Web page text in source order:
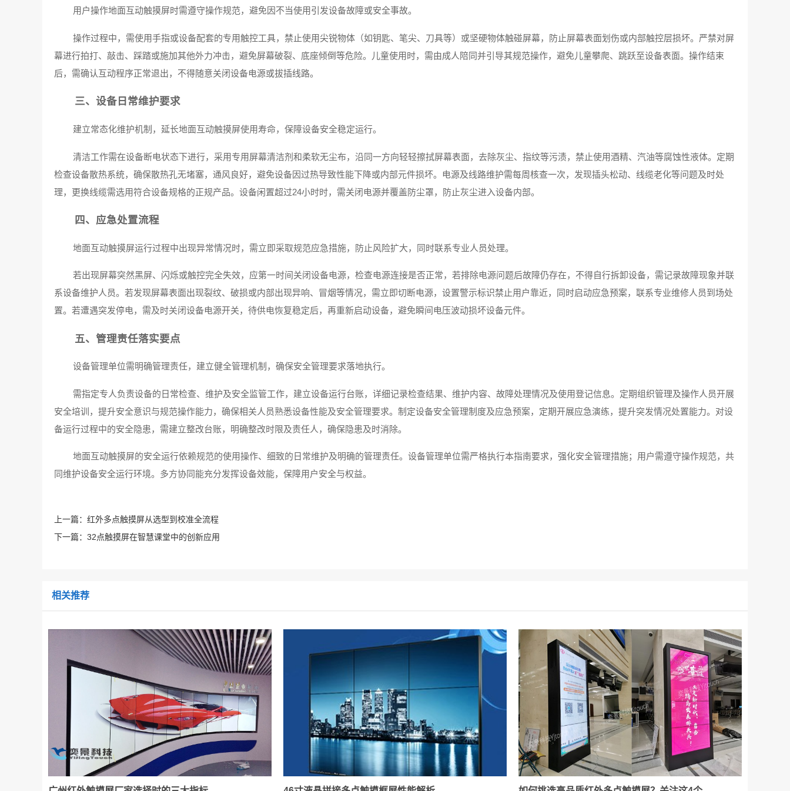
用户操作地面互动触摸屏时需遵守操作规范，避免因不当使用引发设备故障或安全事故。
操作过程中，需使用手指或设备配套的专用触控工具，禁止使用尖锐物体（如钥匙、笔尖、刀具等）或坚硬物体触碰屏幕，防止屏幕表面划伤或内部触控层损坏。严禁对屏
幕进行拍打、敲击、踩踏或施加其他外力冲击，避免屏幕破裂、底座倾倒等危险。儿童使用时，需由成人陪同并引导其规范操作，避免儿童攀爬、跳跃至设备表面。操作结束
后，需确认互动程序正常退出，不得随意关闭设备电源或拔插线路。
三、设备日常维护要求
建立常态化维护机制，延长地面互动触摸屏使用寿命，保障设备安全稳定运行。
清洁工作需在设备断电状态下进行，采用专用屏幕清洁剂和柔软无尘布，沿同一方向轻轻擦拭屏幕表面，去除灰尘、指纹等污渍，禁止使用酒精、汽油等腐蚀性液体。定期
检查设备散热系统，确保散热孔无堵塞，通风良好，避免设备因过热导致性能下降或内部元件损坏。电源及线路维护需每周核查一次，发现插头松动、线缆老化等问题及时处
理，更换线缆需选用符合设备规格的正规产品。设备闲置超过24小时时，需关闭电源并覆盖防尘罩，防止灰尘进入设备内部。
四、应急处置流程
地面互动触摸屏运行过程中出现异常情况时，需立即采取规范应急措施，防止风险扩大，同时联系专业人员处理。
若出现屏幕突然黑屏、闪烁或触控完全失效，应第一时间关闭设备电源，检查电源连接是否正常，若排除电源问题后故障仍存在，不得自行拆卸设备，需记录故障现象并联
系设备维护人员。若发现屏幕表面出现裂纹、破损或内部出现异响、冒烟等情况，需立即切断电源，设置警示标识禁止用户靠近，同时启动应急预案，联系专业维修人员到场处
置。若遭遇突发停电，需及时关闭设备电源开关，待供电恢复稳定后，再重新启动设备，避免瞬间电压波动损坏设备元件。
五、管理责任落实要点
设备管理单位需明确管理责任，建立健全管理机制，确保安全管理要求落地执行。
需指定专人负责设备的日常检查、维护及安全监管工作，建立设备运行台账，详细记录检查结果、维护内容、故障处理情况及使用登记信息。定期组织管理及操作人员开展
安全培训，提升安全意识与规范操作能力，确保相关人员熟悉设备性能及安全管理要求。制定设备安全管理制度及应急预案，定期开展应急演练，提升突发情况处置能力。对设
备运行过程中的安全隐患，需建立整改台账，明确整改时限及责任人，确保隐患及时消除。
地面互动触摸屏的安全运行依赖规范的使用操作、细致的日常维护及明确的管理责任。设备管理单位需严格执行本指南要求，强化安全管理措施；用户需遵守操作规范，共
同维护设备安全运行环境。多方协同能充分发挥设备效能，保障用户安全与权益。
上一篇： 红外多点触摸屏从选型到校准全流程
下一篇： 32点触摸屏在智慧课堂中的创新应用
相关推荐